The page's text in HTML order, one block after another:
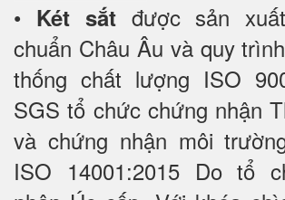
• Két sắtđược sản
chuẩn Châu Âu và quy
thống chất lượng ISO
SGS tổ chức chứng nhận
và chứng nhận môi
ISO 14001:2015 Do tổ